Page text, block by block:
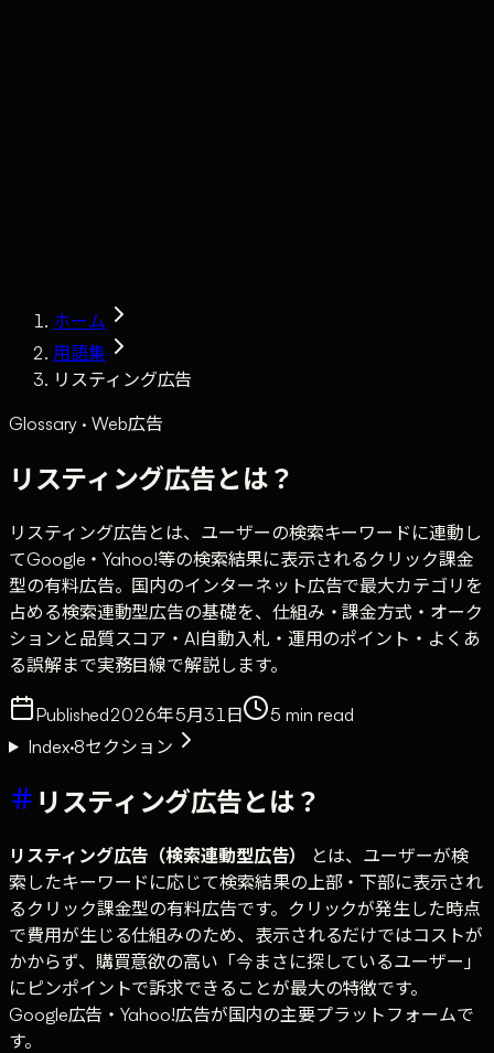
ホーム
用語集
リスティング広告
Glossary · Web広告
リスティング広告とは？
リスティング広告とは、ユーザーの検索キーワードに連動し
てGoogle・Yahoo!等の検索結果に表示されるクリック課金
型の有料広告。国内のインターネット広告で最大カテゴリを
占める検索連動型広告の基礎を、仕組み・課金方式・オーク
ションと品質スコア・AI自動入札・運用のポイント・よくあ
る誤解まで実務目線で解説します。
Published2026年5月31日 5 min read
Index·8セクション
リスティング広告とは？
リスティング広告（検索連動型広告）
とは、ユーザーが検
索したキーワードに応じて検索結果の上部・下部に表示され
るクリック課金型の有料広告です。クリックが発生した時点
で費用が生じる仕組みのため、表示されるだけではコストが
かからず、購買意欲の高い「今まさに探しているユーザー」
にピンポイントで訴求できることが最大の特徴です。
Google広告・Yahoo!広告が国内の主要プラットフォームで
す。